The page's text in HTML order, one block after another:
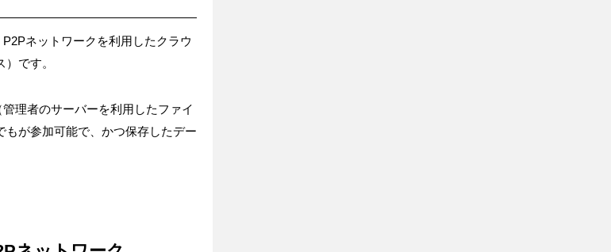
ネットワークを利用したクラウ
です。
理者のサーバーを利用したファイ
が参加可能で、かつ保存したデー